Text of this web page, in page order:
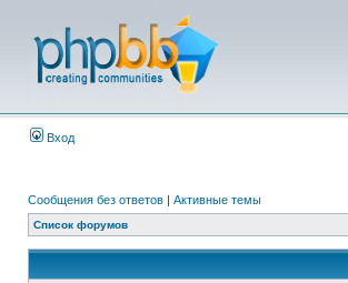
Вход
Сообщения без ответов | Активные темы
Список форумов